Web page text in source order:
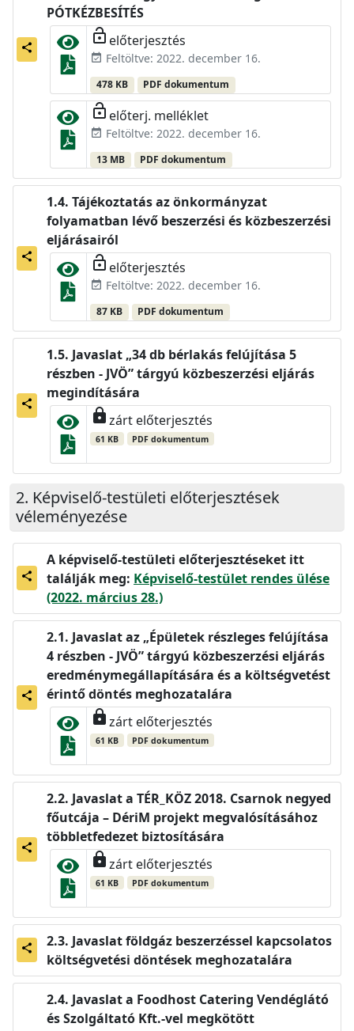
share
PÓTKÉZBESÍTÉS
lock_open előterjesztés
event_available Feltöltve: 2022. december 16.
478 KB PDF dokumentum
lock_open előterj. melléklet
event_available Feltöltve: 2022. december 16.
13 MB PDF dokumentum
share
Tájékoztatás az önkormányzat
folyamatban lévő beszerzési és közbeszerzési
eljárásairól
lock_open előterjesztés
event_available Feltöltve: 2022. december 16.
87 KB PDF dokumentum
share
Javaslat „34 db bérlakás felújítása 5
részben - JVÖ” tárgyú közbeszerzési eljárás
megindítására
lockzárt előterjesztés
61 KB PDF dokumentum
Képviselő-testületi előterjesztések
véleményezése
share
A képviselő-testületi előterjesztéseket itt
találják meg: Képviselő-testület rendes ülése
(2022. március 28.)
share
Javaslat az „Épületek részleges felújítása
4 részben - JVÖ” tárgyú közbeszerzési eljárás
eredménymegállapítására és a költségvetést
érintő döntés meghozatalára
lockzárt előterjesztés
61 KB PDF dokumentum
share
Javaslat a TÉR_KÖZ 2018. Csarnok negyed
főutcája – DériM projekt megvalósításához
többletfedezet biztosítására
lockzárt előterjesztés
61 KB PDF dokumentum
share
Javaslat földgáz beszerzéssel kapcsolatos
költségvetési döntések meghozatalára
Javaslat a Foodhost Catering Vendéglátó
és Szolgáltató Kft.-vel megkötött